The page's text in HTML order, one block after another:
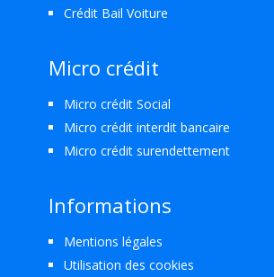
Crédit Bail Voiture
Micro crédit
Micro crédit Social
Micro crédit interdit bancaire
Micro crédit surendettement
Informations
Mentions légales
Utilisation des cookies